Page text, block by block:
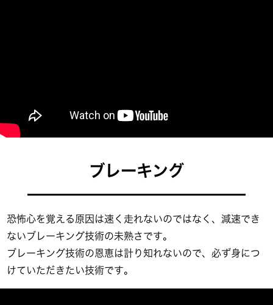
ブレーキング
恐怖心を覚える原因は速く走れないのではなく、減速でき
ないブレーキング技術の未熟さです。
ブレーキング技術の恩恵は計り知れないので、必ず身につ
けていただきたい技術です。